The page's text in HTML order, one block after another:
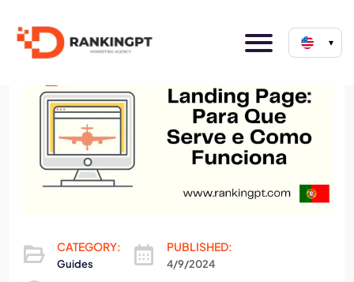
▾
CATEGORY:
Guides
PUBLISHED:
4/9/2024